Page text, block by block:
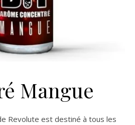
Mangue
Revolute est destiné à tous les